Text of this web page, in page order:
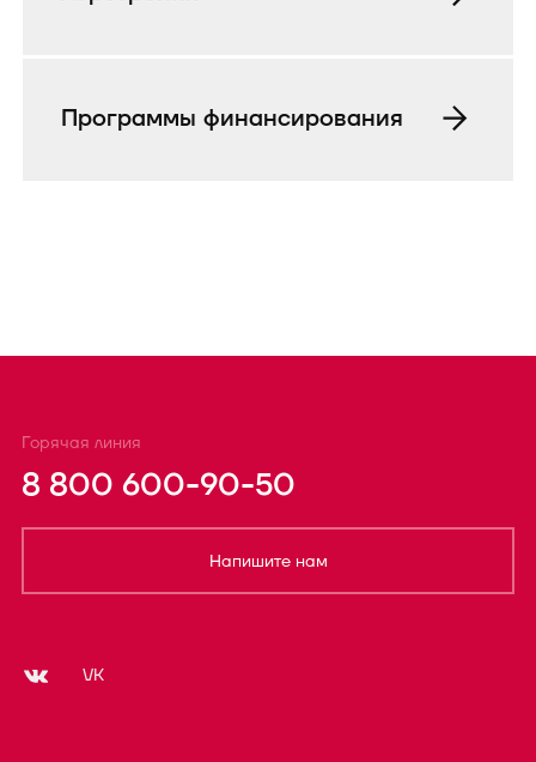
Программы финансирования
Горячая линия
8 800 600-90-50
Напишите нам
VK